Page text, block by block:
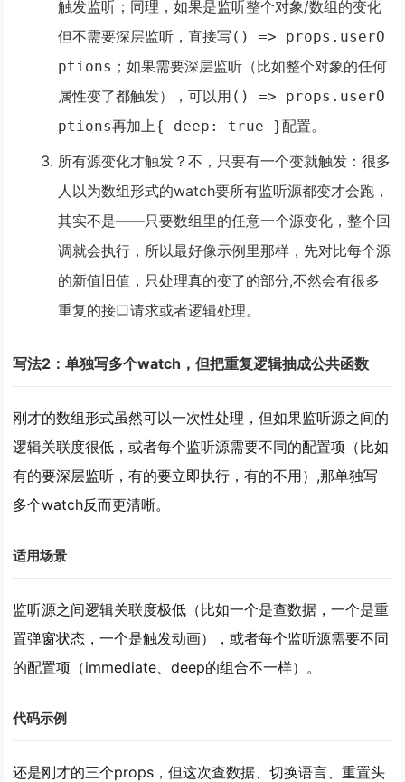
触发监听；同理，如果是监听整个对象/数组的变化
但不需要深层监听，直接写 () => props.userO
ptions ；如果需要深层监听（比如整个对象的任何
属性变了都触发），可以用 () => props.userO
ptions再加上{ deep: true }配置。
所有源变化才触发？不，只要有一个变就触发 ：很多
人以为数组形式的watch要所有监听源都变才会跑，
其实不是——只要数组里的任意一个源变化，整个回
调就会执行，所以最好像示例里那样，先对比每个源
的新值旧值，只处理真的变了的部分,不然会有很多
重复的接口请求或者逻辑处理。
写法2：单独写多个watch，但把重复逻辑抽成公共函数
刚才的数组形式虽然可以一次性处理，但如果监听源之间的
逻辑关联度很低，或者每个监听源需要不同的配置项（比如
有的要深层监听，有的要立即执行，有的不用）,那单独写
多个watch反而更清晰。
适用场景
监听源之间逻辑关联度极低 （比如一个是查数据，一个是重
置弹窗状态，一个是触发动画），或者每个监听源需要不同
的配置项 （immediate、deep的组合不一样）。
代码示例
还是刚才的三个props，但这次查数据、切换语言、重置头